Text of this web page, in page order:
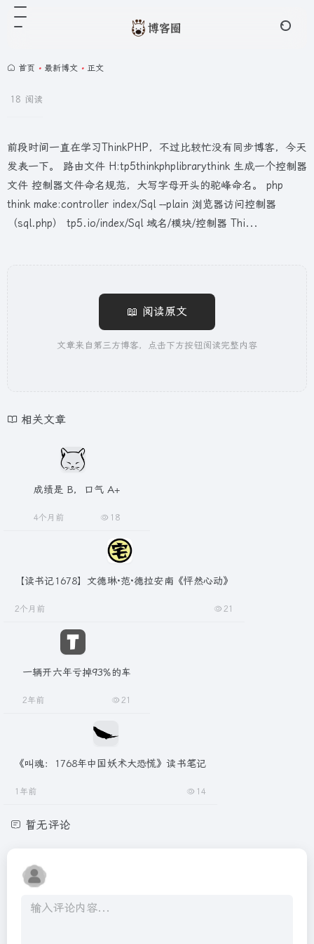
首页 • 最新博文 • 正文
18 阅读
前段时间一直在学习ThinkPHP，不过比较忙没有同步博客，今天
发表一下。 路由文件 H:tp5thinkphplibrarythink 生成一个控制器
文件 控制器文件命名规范，大写字母开头的驼峰命名。 php
think make:controller index/Sql --plain 浏览器访问控制器
（sql.php） tp5.io/index/Sql 域名/模块/控制器 Thi...
📖 阅读原文
文章来自第三方博客，点击下方按钮阅读完整内容
相关文章
成绩是 B，口气 A+
4个月前 18
【读书记1678】文德琳·范·德拉安南《怦然心动》
2个月前 21
一辆开六年亏掉93%的车
2年前 21
《叫魂：1768年中国妖术大恐慌》读书笔记
1年前 14
暂无评论